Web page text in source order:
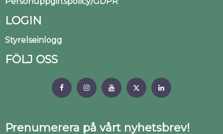
LOGIN
Styrelseinlogg
FÖLJ OSS
Prenumerera på vårt nyhetsbrev!